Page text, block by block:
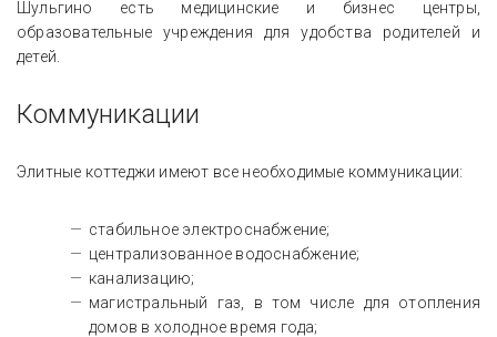
Шульгино есть медицинские и бизнес центры,
образовательные учреждения для удобства родителей и
детей.
Коммуникации
Элитные коттеджи имеют все необходимые коммуникации:
стабильное электроснабжение;
централизованное водоснабжение;
канализацию;
магистральный газ, в том числе для отопления
домов в холодное время года;